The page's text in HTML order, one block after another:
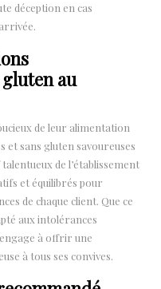
déception en cas
au
de leur alimentation
sans gluten savoureuses
de l’établissement
et équilibrés pour
de chaque client. Que ce
aux intolérances
à offrir une
à tous ses convives.